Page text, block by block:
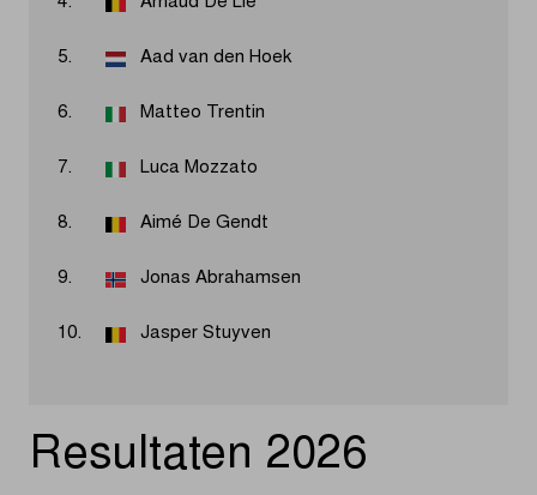
5. Aad van den Hoek
6. Matteo Trentin
7. Luca Mozzato
8. Aimé De Gendt
9. Jonas Abrahamsen
10. Jasper Stuyven
Resultaten 2026